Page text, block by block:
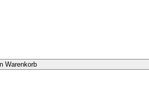
Warenkorb